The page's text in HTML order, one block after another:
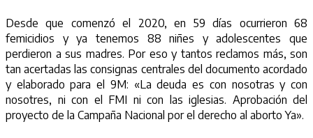
Desde que comenzó el 2020, en 59 días ocurrieron 68
femicidios y ya tenemos 88 niñes y adolescentes que
perdieron a sus madres. Por eso y tantos reclamos más, son
tan acertadas las consignas centrales del documento acordado
y elaborado para el 9M: «La deuda es con nosotras y con
nosotres, ni con el FMI ni con las iglesias. Aprobación del
proyecto de la Campaña Nacional por el derecho al aborto Ya».